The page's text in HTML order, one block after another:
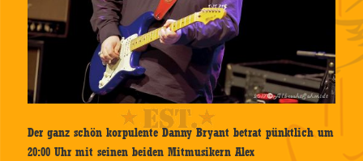
Der ganz schön korpulente Danny Bryant betrat pünktlich um
20:00 Uhr mit seinen beiden Mitmusikern Alex